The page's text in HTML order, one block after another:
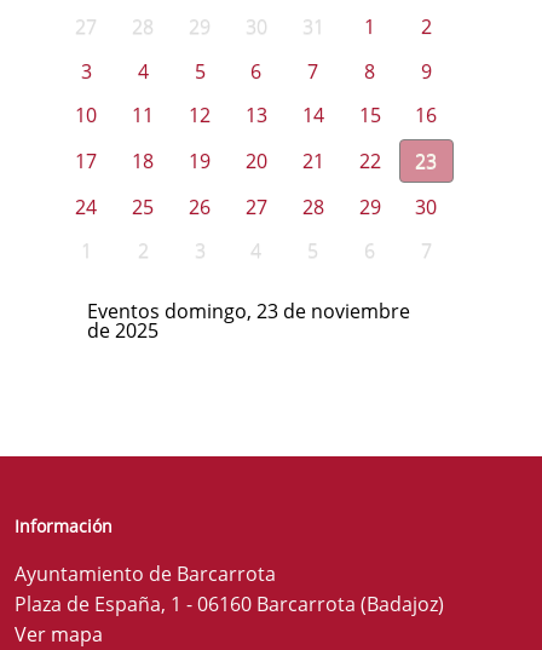
27 28 29 30 31 1
2
3
4 5 6 7 8
9
10
11 12 13 14 15
16
17
18 19 20 21 22
23
24
25 26 27 28 29
30
1
2 3 4 5 6 7
Eventos domingo, 23 de noviembre
de 2025
Información
Ayuntamiento de Barcarrota
Plaza de España, 1 - 06160 Barcarrota (Badajoz)
Ver mapa